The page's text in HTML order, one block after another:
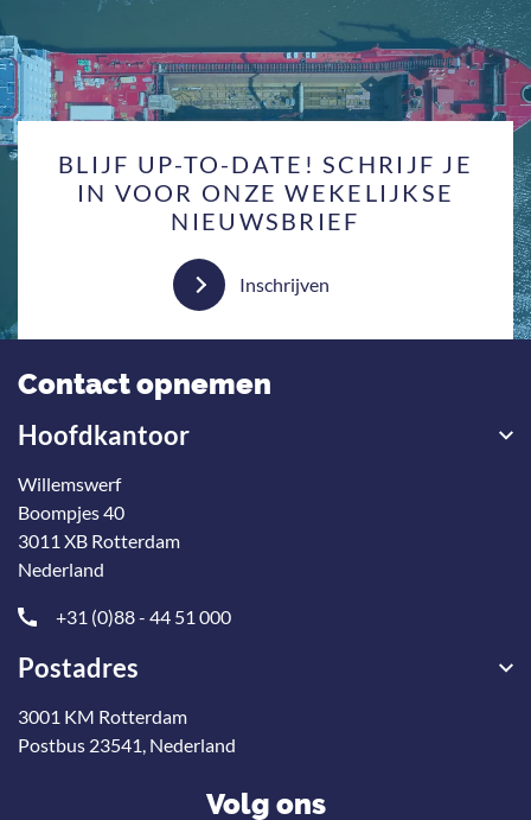
BLIJF UP-TO-DATE! SCHRIJF JE
IN VOOR ONZE WEKELIJKSE
NIEUWSBRIEF
Inschrijven
Contact opnemen
Hoofdkantoor
Willemswerf
Boompjes 40
3011 XB Rotterdam
Nederland
+31 (0)88 - 44 51 000
Postadres
3001 KM Rotterdam
Postbus 23541, Nederland
Volg ons